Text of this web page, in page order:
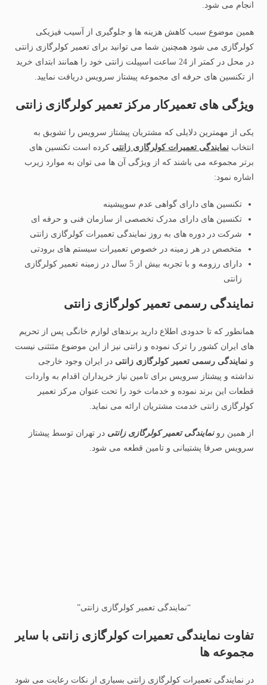
انجام می شود.
همین موضوع سبب کاهش هزینه ها و جلوگیری از آسیب فیزیکی
کولرگازی می شود همچنین شما می توانید برای تعمیر کولرگازی زانتی
در محل در کمتر از 24 ساعت اسپیلت زانتی خود را همانند ابتدای خرید
از تکنسین های حرفه ای مجموعه پیشتاز سرویس دریافت نمایید.
ویژگی های تعمیرکار مرکز تعمیر کولرگازی زانتی
یکی از مهمترین دلایلی که مشتریان پیشتاز سرویس را تشویق به
انتخابنمایندگی تعمیرات کولرگازی زانتی کرده است تکنسین های
برتر مجموعه می باشند که از ویژگی آن ها می توان به موارد زیرب
اشاره نمود:
تکنسین های دارای گواهی عدم سوپیشینه
تکنسین های دارای مدرک تخصصی از سازمان فنی و حرفه ای
شرکت در دوره های به روز نمایندگی تعمیرات کولرگازی زانتی
متخصص در هر زمینه در خصوص تعمیرات سیستم های برودتی
دارای رزومه و با تجربه بیش از 5 سال در زمینه تعمیر کولرگازی
زانتی
نمایندگی رسمی تعمیر کولرگازی زانتی
همانطور که تا حدودی اطلاع دارید برندهای لوازم خانگی پس از تحریم
های ایران کشور را ترک نموده و زانتی نیز از این موضوع مثتثنی نیست
ونمایندگی رسمی تعمیر کولرگازی زانتی در ایران وجود خارجی
نداشته و پیشتاز سرویس برای تامین نیاز خریداران اقدام به واردات
قطعات این برند نموده و خدمات خود را تحت عنوان مرکز تعمیر
کولرگازی زانتی خدمت مشتریان ارائه می نماید.
از همین رونمایندگی تعمیر کولرگازی زانتی در تهران توسط پیشتاز
سرویس صرفا پشتیبانی و تامین قطعه می شود.
“نمایندگی تعمیر کولرگازی زانتی”
تفاوت نمایندگی تعمیرات کولرگازی زانتی با سایر
مجموعه ها
در نمایندگی تعمیرات کولرگازی زانتی بسیاری از نکات رعایت می شود